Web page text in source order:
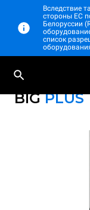
Вследствие
стороны ЕС
Белоруссии
список
тележкой
BIGPLUS